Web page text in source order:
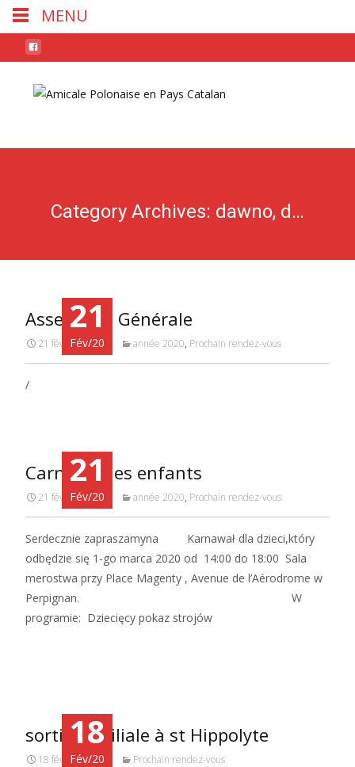
Category Archives: dawno, dawno temu
21
Fév/20
Assemblée Générale
21 février 2020 année 2020, Prochain rendez-vous
/
21
Fév/20
Carnaval des enfants
21 février 2020 année 2020, Prochain rendez-vous
Serdecznie zapraszamyna Karnawał dla dzieci,który
odbędzie się 1-go marca 2020 od 14:00 do 18:00 Sala
merostwa przy Place Magenty , Avenue de l’Aérodrome w
Perpignan. W
programie: Dziecięcy pokaz strojów
18
Fév/20
sortie familiale à st Hippolyte
18 février 2020 Prochain rendez-vous
MENU